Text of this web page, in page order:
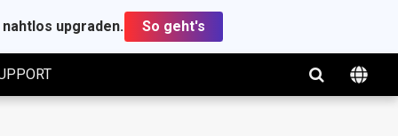
upgraden. So geht's